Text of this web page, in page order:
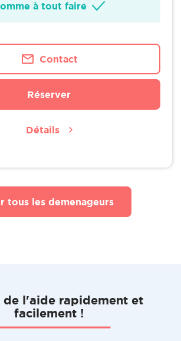
à tout faire
Contact
Réserver
Détails
tous les demenageurs
de l'aide rapidement et
facilement !